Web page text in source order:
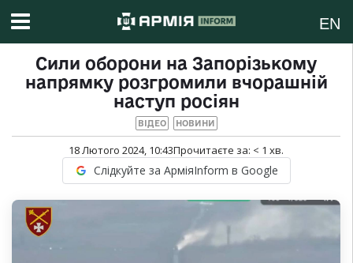
EN
Сили оборони на Запорізькому
напрямку розгромили вчорашній
наступ росіян
ВІДЕО НОВИНИ
18 Лютого 2024, 10:43Прочитаєте за: < 1 хв.
Слідкуйте за АрміяInform в Google